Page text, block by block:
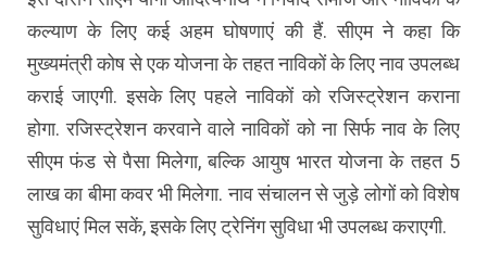
कल्याण के लिए कई अहम घोषणाएं की हैं. सीएम ने कहा कि
मुख्यमंत्री कोष से एक योजना के तहत नाविकों के लिए नाव उपलब्ध
कराई जाएगी. इसके लिए पहले नाविकों को रजिस्ट्रेशन कराना
होगा. रजिस्ट्रेशन करवाने वाले नाविकों को ना सिर्फ नाव के लिए
सीएम फंड से पैसा मिलेगा, बल्कि आयुष भारत योजना के तहत 5
लाख का बीमा कवर भी मिलेगा. नाव संचालन से जुड़े लोगों को विशेष
सुविधाएं मिल सकें, इसके लिए ट्रेनिंग सुविधा भी उपलब्ध कराएगी.